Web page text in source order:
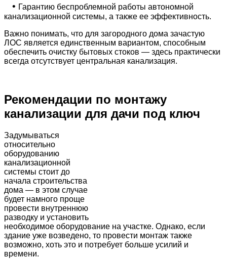
• Гарантию беспроблемной работы автономной
канализационной системы, а также ее эффективность.
Важно понимать, что для загородного дома зачастую
ЛОС является единственным вариантом, способным
обеспечить очистку бытовых стоков — здесь практически
всегда отсутствует центральная канализация.
Рекомендации по монтажу
канализации для дачи под ключ
Задумываться
относительно
оборудованию
канализационной
системы стоит до
начала строительства
дома — в этом случае
будет намного проще
провести внутреннюю
разводку и установить
необходимое оборудование на участке. Однако, если
здание уже возведено, то провести монтаж также
возможно, хоть это и потребует больше усилий и
времени.